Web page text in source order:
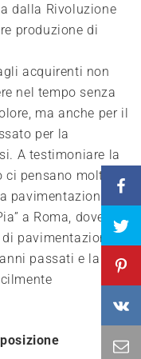
dalla Rivoluzione
produzione di
acquirenti non
nel tempo senza
ma anche per il
per la
A testimoniare la
pensano molti
pavimentazione
a Roma, dove é
pavimentazione
passati e la